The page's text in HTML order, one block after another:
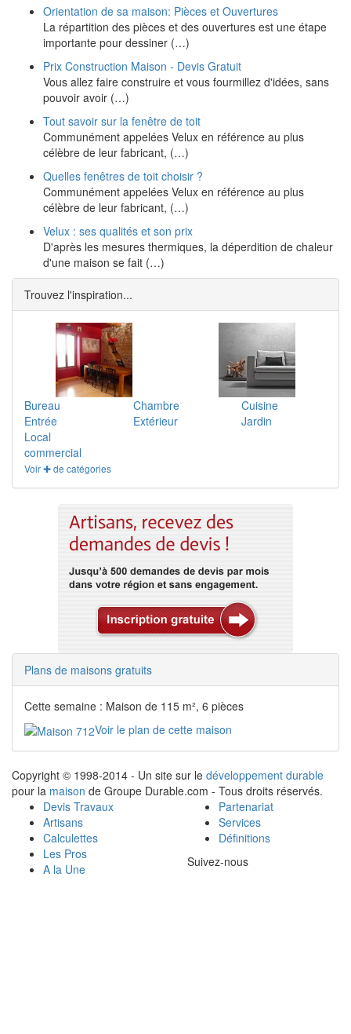
Orientation de sa maison: Pièces et Ouvertures
La répartition des pièces et des ouvertures est une étape
importante pour dessiner (…)
Prix Construction Maison - Devis Gratuit
Vous allez faire construire et vous fourmillez d'idées, sans
pouvoir avoir (…)
Tout savoir sur la fenêtre de toit
Communément appelées Velux en référence au plus
célèbre de leur fabricant, (…)
Quelles fenêtres de toit choisir ?
Communément appelées Velux en référence au plus
célèbre de leur fabricant, (…)
Velux : ses qualités et son prix
D'après les mesures thermiques, la déperdition de chaleur
d'une maison se fait (…)
Trouvez l'inspiration...
Bureau Chambre
Cuisine
Entrée
Extérieur
Jardin
Local
commercial
Voir ✚ de catégories
Plans de maisons gratuits
Cette semaine : Maison de 115 m², 6 pièces
Voir le plan de cette maison
Copyright © 1998-2014 - Un site sur le développement durable
pour la maison de Groupe Durable.com - Tous droits réservés.
Devis Travaux
Artisans
Calculettes
Les Pros
A la Une
Partenariat
Services
Définitions
Suivez-nous